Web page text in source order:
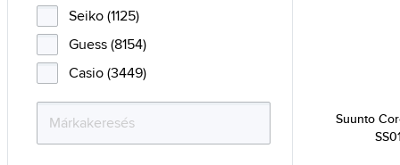
Suunto
Seiko (1125)
Guess (8154)
Casio (3449)